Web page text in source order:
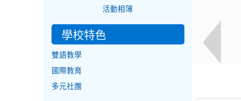
活動相簿
學校特色
雙語教學
國際教育
多元社團